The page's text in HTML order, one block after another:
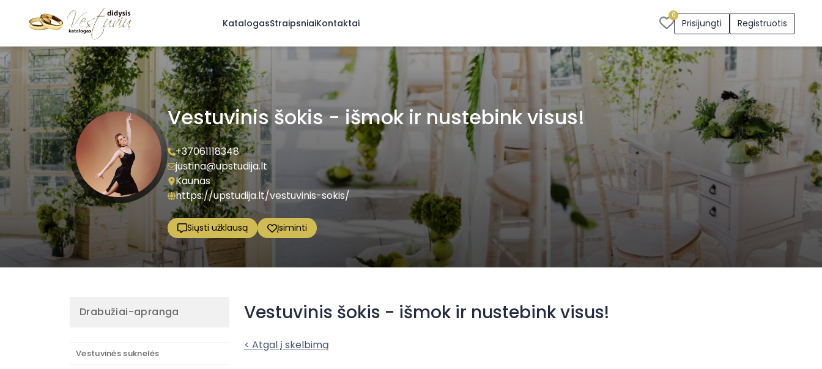
KatalogasStraipsniaiKontaktai
0
Prisijungti Registruotis
Vestuvinis šokis - išmok ir nustebink visus!
+37061118348
justina@upstudija.lt
Kaunas
https://upstudija.lt/vestuvinis-sokis/
Siųsti užklausą Įsiminti
Drabužiai-apranga
Vestuvinės suknelės
Vestuvinis šokis - išmok ir nustebink visus!
< Atgal į skelbimą